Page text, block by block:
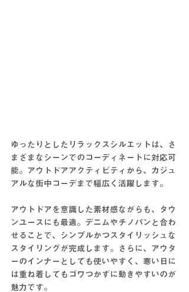
ゆったりとしたリラックスシルエットは、さ
まざまなシーンでのコーディネートに対応可
能。アウトドアアクティビティから、カジュ
アルな街中コーデまで幅広く活躍します。
アウトドアを意識した素材感ながらも、タウ
ンユースにも最適。デニムやチノパンと合わ
せることで、シンプルかつスタイリッシュな
スタイリングが完成します。さらに、アウタ
ーのインナーとしても使いやすく、寒い日に
は重ね着してもゴワつかずに動きやすいのが
魅力です。